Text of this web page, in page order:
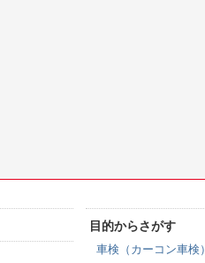
目的からさがす
車検（カーコン車検）